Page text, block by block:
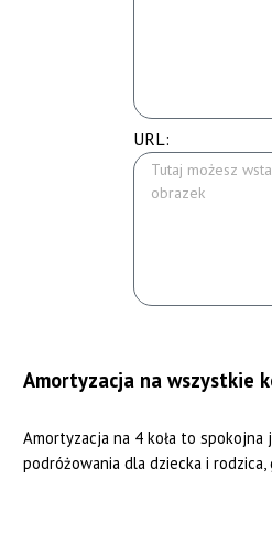
URL:
Amortyzacja na wszystkie
Amortyzacja na 4 koła to spokojna
podróżowania dla dziecka i